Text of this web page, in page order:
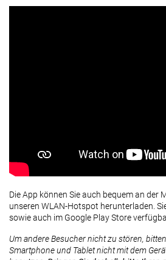
Die App können Sie auch bequem an der
unseren WLAN-Hotspot herunterladen.
sowie auch im Google Play Store
Um andere Besucher nicht zu stören,
Smartphone und Tablet nicht mit dem